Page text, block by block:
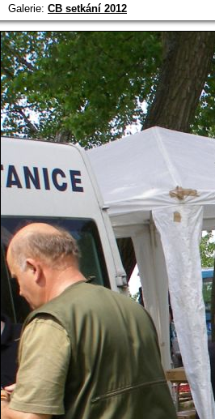
Galerie: CB setkání 2012